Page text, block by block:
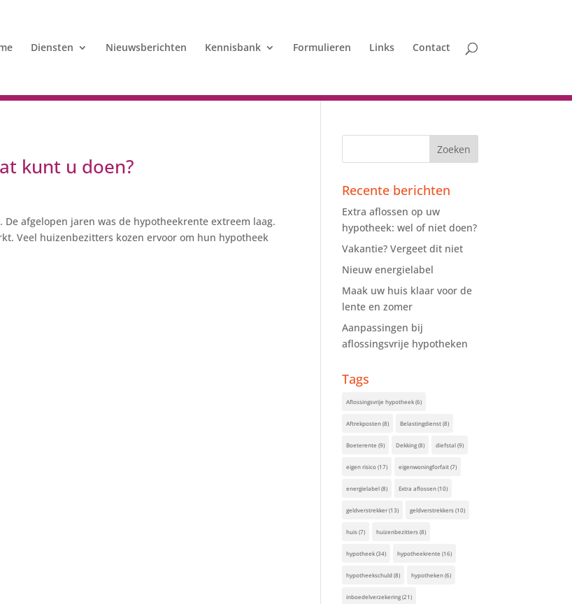
Diensten Nieuwsberichten Kennisbank Formulieren Links Contact
kunt u doen?
afgelopen jaren was de hypotheekrente extreem laag.
Veel huizenbezitters kozen ervoor om hun hypotheek
Recente berichten
Extra aflossen op uw
hypotheek: wel of niet doen?
Vakantie? Vergeet dit niet
Nieuw energielabel
Maak uw huis klaar voor de
lente en zomer
Aanpassingen bij
aflossingsvrije hypotheken
Tags
Aflossingsvrije hypotheek(6)
Aftrekposten(8) Belastingdienst(8)
Boeterente (9) Dekking(8) diefstal(9)
eigen risico(17) eigenwoningforfait(7)
energielabel(8) Extra aflossen(10)
geldverstrekker(13) geldverstrekkers(10)
huis(7) huizenbezitters(8)
hypotheek(34) hypotheekrente (16)
hypotheekschuld(8) hypotheken(6)
inboedelverzekering(21)